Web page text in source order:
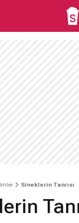
Sineklerin Tanrısı